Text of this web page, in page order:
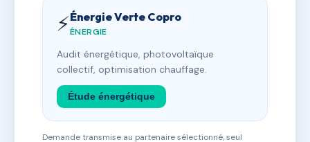
⚡Énergie Verte Copro
ÉNERGIE
Audit énergétique, photovoltaïque
collectif, optimisation chauffage.
Étude énergétique
Demande transmise au partenaire sélectionné, seul